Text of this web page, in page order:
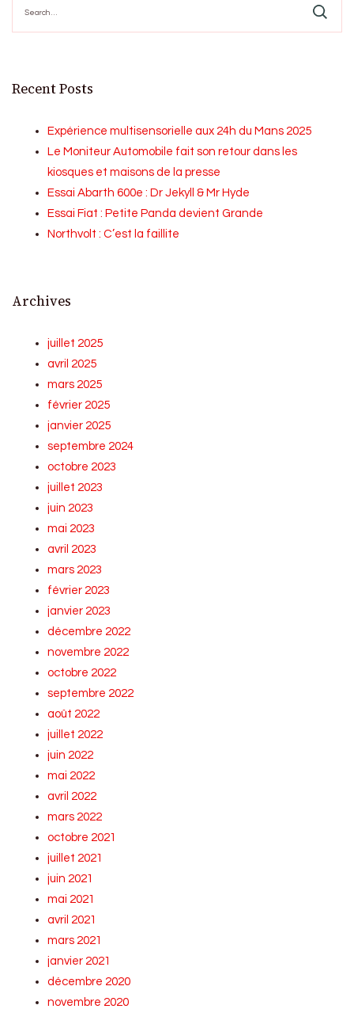
for:
Recent Posts
Expérience multisensorielle aux 24h du Mans 2025
Le Moniteur Automobile fait son retour dans les
kiosques et maisons de la presse
Essai Abarth 600e : Dr Jekyll & Mr Hyde
Essai Fiat : Petite Panda devient Grande
Northvolt : C’est la faillite
Archives
juillet 2025
avril 2025
mars 2025
février 2025
janvier 2025
septembre 2024
octobre 2023
juillet 2023
juin 2023
mai 2023
avril 2023
mars 2023
février 2023
janvier 2023
décembre 2022
novembre 2022
octobre 2022
septembre 2022
août 2022
juillet 2022
juin 2022
mai 2022
avril 2022
mars 2022
octobre 2021
juillet 2021
juin 2021
mai 2021
avril 2021
mars 2021
janvier 2021
décembre 2020
novembre 2020